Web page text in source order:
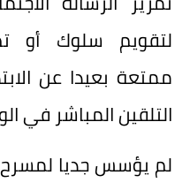
لتقويم سلوك أو
ممتعة بعيدا عن
التلقين المباشر في
لم يؤسس جديا لمسرح